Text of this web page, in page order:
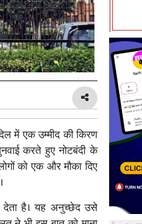
में एक उम्मीद की किरण
करते हुए नोटबंदी के
को एक और मौका दिए
देता है। यह अनुच्छेद उसे